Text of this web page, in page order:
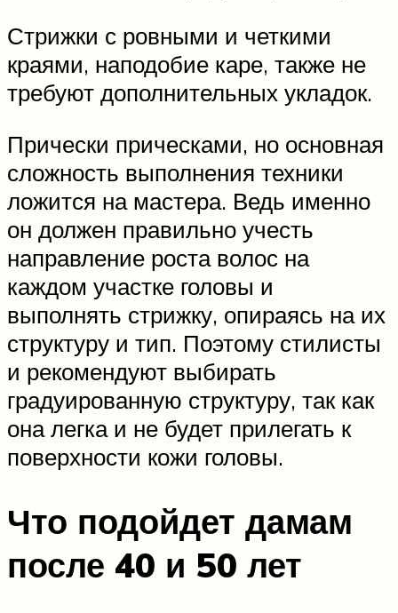
Стрижки с ровными и четкими
краями, наподобие каре, также не
требуют дополнительных укладок.
Прически прическами, но основная
сложность выполнения техники
ложится на мастера. Ведь именно
он должен правильно учесть
направление роста волос на
каждом участке головы и
выполнять стрижку, опираясь на их
структуру и тип. Поэтому стилисты
и рекомендуют выбирать
градуированную структуру, так как
она легка и не будет прилегать к
поверхности кожи головы.
Что подойдет дамам
после 40 и 50 лет